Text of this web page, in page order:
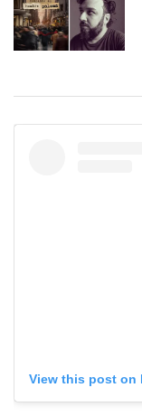
View this post on